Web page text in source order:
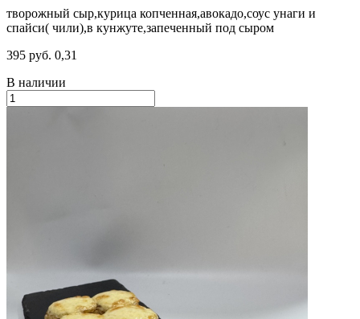
творожный сыр,курица копченная,авокадо,соус унаги и
спайси( чили),в кунжуте,запеченный под сыром
395 руб. 0,31
В наличии